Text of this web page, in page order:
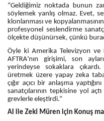
“Geldiğimiz noktada bunun
söylemek yanlış olmaz. Evet,
klonlanması ve
profesyonel seslendirme
ölçekte düşünürsek, çünkü
Öyle ki Amerika Televizyon ve
AFTRA'nın girişimi, son
yerindeyse sokaklara çıkardı.
üretmek üzere yapay zeka
çığır açıcı bir anlaşma
sanatçılarının tepkisine yol
grevlerle eleştirdi.”
AI ile Zeki Müren için Konuş